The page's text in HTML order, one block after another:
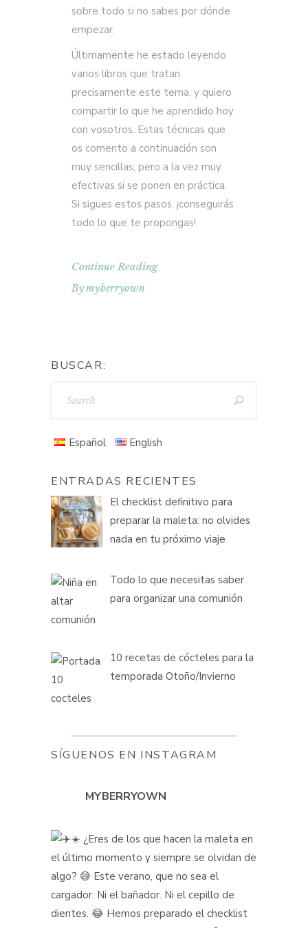
sobre todo si no sabes por dónde
empezar.
Últimamente he estado leyendo
varios libros que tratan
precisamente este tema, y quiero
compartir lo que he aprendido hoy
con vosotros. Estas técnicas que
os comento a continuación son
muy sencillas, pero a la vez muy
efectivas si se ponen en práctica.
Si sigues estos pasos, ¡conseguirás
todo lo que te propongas!
Continue Reading
Bymyberryown
BUSCAR:
Español English
ENTRADAS RECIENTES
El checklist definitivo para
preparar la maleta: no olvides
nada en tu próximo viaje
Todo lo que necesitas saber
para organizar una comunión
10 recetas de cócteles para la
temporada Otoño/Invierno
SÍGUENOS EN INSTAGRAM
MYBERRYOWN